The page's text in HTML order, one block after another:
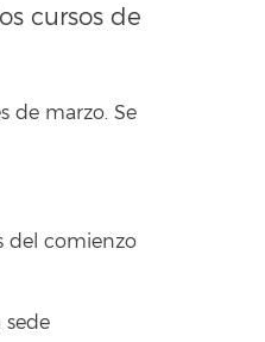
cursos de
de marzo. Se
del comienzo
sede